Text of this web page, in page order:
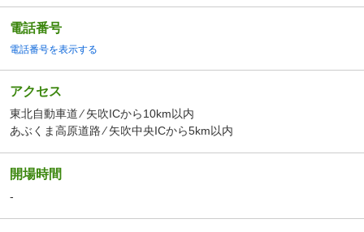
電話番号
電話番号を表示する
アクセス
東北自動車道 ⁄ 矢吹ICから10km以内
あぶくま高原道路 ⁄ 矢吹中央ICから5km以内
開場時間
-